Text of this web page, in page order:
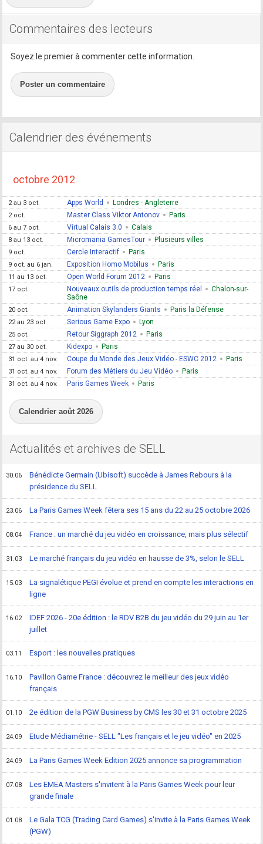
Commentaires des lecteurs
Soyez le premier à commenter cette information.
Poster un commentaire
Calendrier des événements
octobre 2012
2 au 3 oct. Apps World Londres - Angleterre
2 oct. Master Class Viktor Antonov Paris
6 au 7 oct. Virtual Calais 3.0 Calais
8 au 13 oct. Micromania GamesTour Plusieurs villes
9 oct. Cercle Interactif Paris
9 oct. au 6 jan. Exposition Homo Mobilus Paris
11 au 13 oct. Open World Forum 2012 Paris
17 oct. Nouveaux outils de production temps réel
Chalon-sur-
Saône
20 oct. Animation Skylanders Giants Paris la Défense
22 au 23 oct. Serious Game Expo Lyon
25 oct. Retour Siggraph 2012 Paris
27 au 30 oct. Kidexpo Paris
31 oct. au 4 nov. Coupe du Monde des Jeux Vidéo - ESWC 2012 Paris
31 oct. au 4 nov. Forum des Métiers du Jeu Vidéo Paris
31 oct. au 4 nov. Paris Games Week Paris
Calendrier août 2026
Actualités et archives de SELL
30.06
Bénédicte Germain (Ubisoft) succède à James Rebours à la
présidence du SELL
23.06 La Paris Games Week fêtera ses 15 ans du 22 au 25 octobre 2026
08.04 France : un marché du jeu vidéo en croissance, mais plus sélectif
31.03 Le marché français du jeu vidéo en hausse de 3%, selon le SELL
15.03
La signalétique PEGI évolue et prend en compte les interactions en
ligne
16.02
IDEF 2026 - 20e édition : le RDV B2B du jeu vidéo du 29 juin au 1er
juillet
03.11 Esport : les nouvelles pratiques
16.10
Pavillon Game France : découvrez le meilleur des jeux vidéo
français
01.10 2e édition de la PGW Business by CMS les 30 et 31 octobre 2025
24.09 Etude Médiamétrie - SELL "Les français et le jeu vidéo" en 2025
24.09 La Paris Games Week Edition 2025 annonce sa programmation
07.08
Les EMEA Masters s'invitent à la Paris Games Week pour leur
grande finale
01.08
Le Gala TCG (Trading Card Games) s'invite à la Paris Games Week
(PGW)